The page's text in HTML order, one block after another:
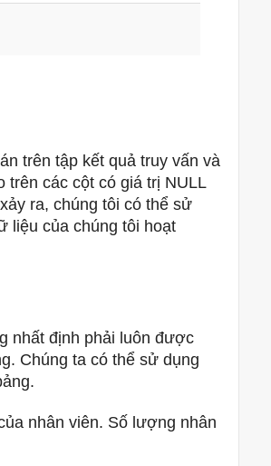
trên tập kết quả truy vấn và
trên các cột có giá trị NULL
ra, chúng tôi có thể sử
liệu của chúng tôi hoạt
nhất định phải luôn được
Chúng ta có thể sử dụng
nhân viên. Số lượng nhân